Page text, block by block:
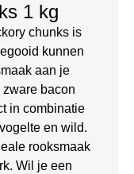
1 kg
chunks is
kunnen
aan je
bacon
in combinatie
en wild.
rooksmaak
Wil je een